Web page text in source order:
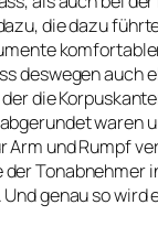
die dazu
deswegen auch
die
waren
Arm und Rumpf
Tonabnehmer
genau so wird